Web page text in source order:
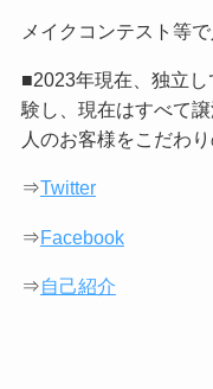
メイクコンテスト等
■2023年現在、独立
験し、現在はすべて
人のお客様をこだわ
⇒Twitter
⇒Facebook
⇒自己紹介